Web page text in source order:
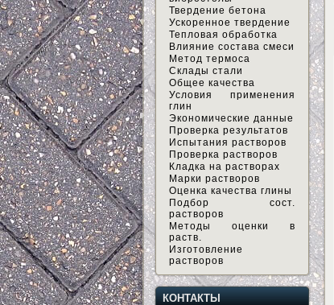
Твердение бетона
Ускоренное твердение
Тепловая обработка
Влияние состава смеси
Метод термоса
Склады стали
Общее качества
Условия применения
глин
Экономические данные
Проверка результатов
Испытания растворов
Проверка растворов
Кладка на растворах
Марки растворов
Оценка качества глины
Подбор сост.
растворов
Методы оценки в
раств.
Изготовление
растворов
КОНТАКТЫ